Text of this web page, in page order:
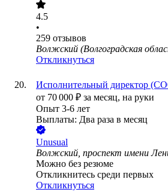
4.5
•
259 отзывов
Волжский (Волгоградская
Откликнуться
Исполнительный директор
от 70 000 ₽ за месяц, на руки
Опыт 3-6 лет
Выплаты: Два раза в месяц
Unusual
Волжский, проспект имени
Можно без резюме
Откликнитесь среди первых
Откликнуться